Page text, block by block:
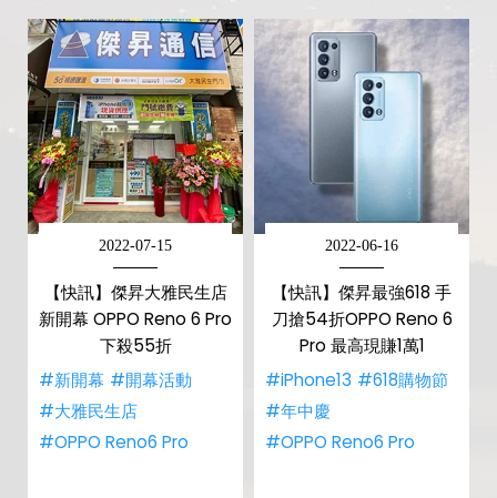
2022-07-15
【快訊】傑昇大雅民生店
新開幕 OPPO Reno 6 Pro
下殺55折
#新開幕 #開幕活動
#大雅民生店
#OPPO Reno6 Pro
2022-06-16
【快訊】傑昇最強618 手
刀搶54折OPPO Reno 6
Pro 最高現賺1萬1
#iPhone13 #618購物節
#年中慶
#OPPO Reno6 Pro